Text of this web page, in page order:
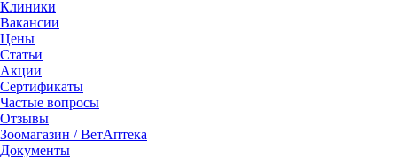
Клиники
Вакансии
Цены
Статьи
Акции
Сертификаты
Частые вопросы
Отзывы
Зоомагазин / ВетАптека
Документы